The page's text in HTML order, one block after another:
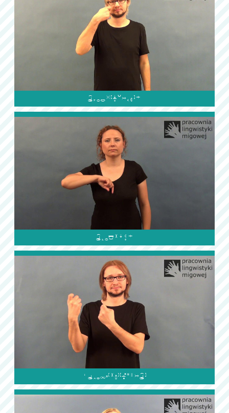


